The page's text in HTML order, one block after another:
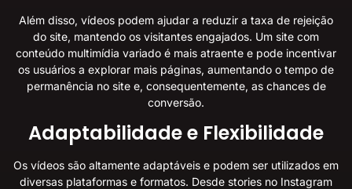
Além disso, vídeos podem ajudar a reduzir a taxa de rejeição
do site, mantendo os visitantes engajados. Um site com
conteúdo multimídia variado é mais atraente e pode incentivar
os usuários a explorar mais páginas, aumentando o tempo de
permanência no site e, consequentemente, as chances de
conversão.
Adaptabilidade e Flexibilidade
Os vídeos são altamente adaptáveis e podem ser utilizados em
diversas plataformas e formatos. Desde stories no Instagram